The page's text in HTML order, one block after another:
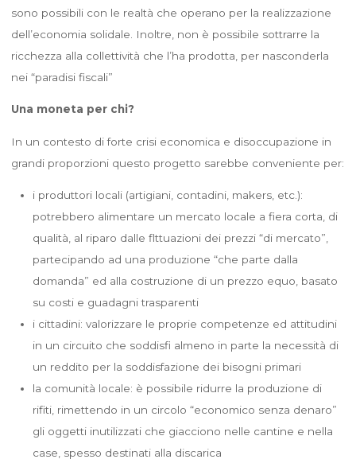
sono possibili con le realtà che operano per la realizzazione
dell’economia solidale. Inoltre, non è possibile sottrarre la
ricchezza alla collettività che l’ha prodotta, per nasconderla
nei “paradisi fiscali”
Una moneta per chi?
In un contesto di forte crisi economica e disoccupazione in
grandi proporzioni questo progetto sarebbe conveniente per:
i produttori locali (artigiani, contadini, makers, etc.):
potrebbero alimentare un mercato locale a fiera corta, di
qualità, al riparo dalle flttuazioni dei prezzi “di mercato”,
partecipando ad una produzione “che parte dalla
domanda” ed alla costruzione di un prezzo equo, basato
su costi e guadagni trasparenti
i cittadini: valorizzare le proprie competenze ed attitudini
in un circuito che soddisfi almeno in parte la necessità di
un reddito per la soddisfazione dei bisogni primari
la comunità locale: è possibile ridurre la produzione di
rifiti, rimettendo in un circolo “economico senza denaro”
gli oggetti inutilizzati che giacciono nelle cantine e nella
case, spesso destinati alla discarica